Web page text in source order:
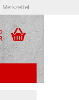
Merkzettel